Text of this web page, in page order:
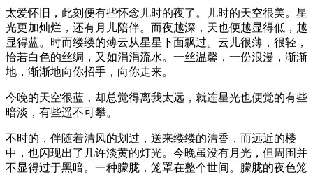
太爱怀旧，此刻便有些怀念儿时的夜了。儿时的天空很美。星
光更加灿烂，还有月儿陪伴。而夜越深，天也便越显得低，越
显得蓝。时而缕缕的薄云从星星下面飘过。云儿很薄，很轻，
恰若白色的丝绸，又如涓涓流水。一丝温馨，一份浪漫，渐渐
地，渐渐地向你招手，向你走来。
今晚的天空很蓝，却总觉得离我太远，就连星光也便觉的有些
暗淡，有些遥不可攀。
不时的，伴随着清风的划过，送来缕缕的清香，而远近的楼
中，也闪现出了几许淡黄的灯光。今晚虽没有月光，但周围并
不显得过于黑暗。一种朦胧，笼罩在整个世间。朦胧的夜色笼